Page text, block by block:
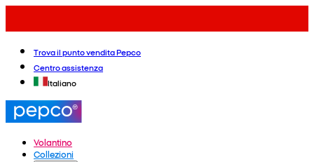
Trova il punto vendita Pepco
Centro assistenza
Italiano
Volantino
Collezioni